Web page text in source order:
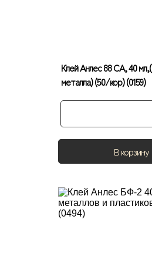
Клей Анлес 88 СА, 40
металла) (50/кор) (0159)
В корзину